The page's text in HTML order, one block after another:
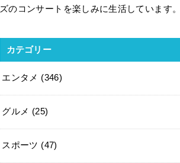
ズのコンサートを楽しみに生活しています。
カテゴリー
エンタメ (346)
グルメ (25)
スポーツ (47)